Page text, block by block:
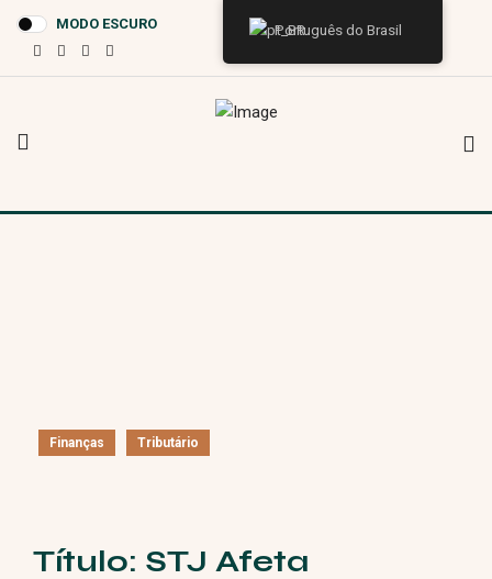
MODO ESCURO
Finanças Tributário
Título: STJ Afeta
Português do Brasil